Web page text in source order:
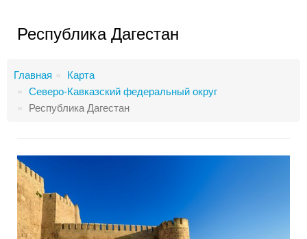
Республика Дагестан
Главная
Карта
Северо-Кавказский федеральный округ
Республика Дагестан